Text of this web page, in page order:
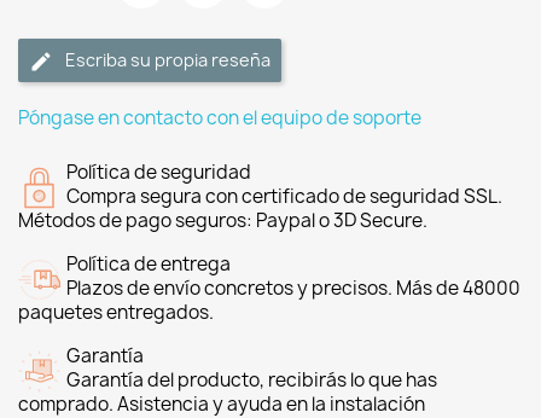
Escriba su propia reseña
Póngase en contacto con el equipo de soporte
Política de seguridad
Compra segura con certificado de seguridad SSL.
Métodos de pago seguros: Paypal o 3D Secure.
Política de entrega
Plazos de envío concretos y precisos. Más de 48000
paquetes entregados.
Garantía
Garantía del producto, recibirás lo que has
comprado. Asistencia y ayuda en la instalación